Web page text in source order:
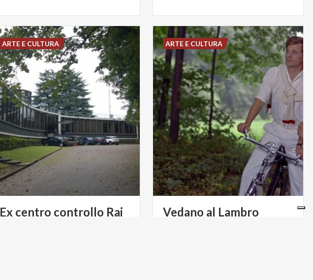
Ex centro controllo Rai
ARTE E CULTURA
Vedano al Lambro
ARTE E CULTURA